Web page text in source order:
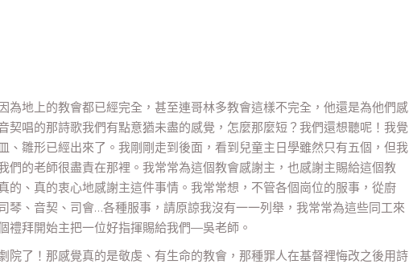
為地上的教會都已經完全，甚至連哥林多教會這樣不完全，他還是為他們感
契唱的那詩歌我們有點意猶未盡的感覺，怎麼那麼短？我們還想聽呢！我覺
、雛形已經出來了。我剛剛走到後面，看到兒童主日學雖然只有五個，但我
們的老師很盡責在那裡。我常常為這個教會感謝主，也感謝主賜給這個教
的、真的衷心地感謝主這件事情。我常常想，不管各個崗位的服事，從廚
琴、音契、司會…各種服事，請原諒我沒有一一列舉，我常常為這些同工來
禮拜開始主把一位好指揮賜給我們—吳老師。
院了！那感覺真的是敬虔、有生命的教會，那種罪人在基督裡悔改之後用詩